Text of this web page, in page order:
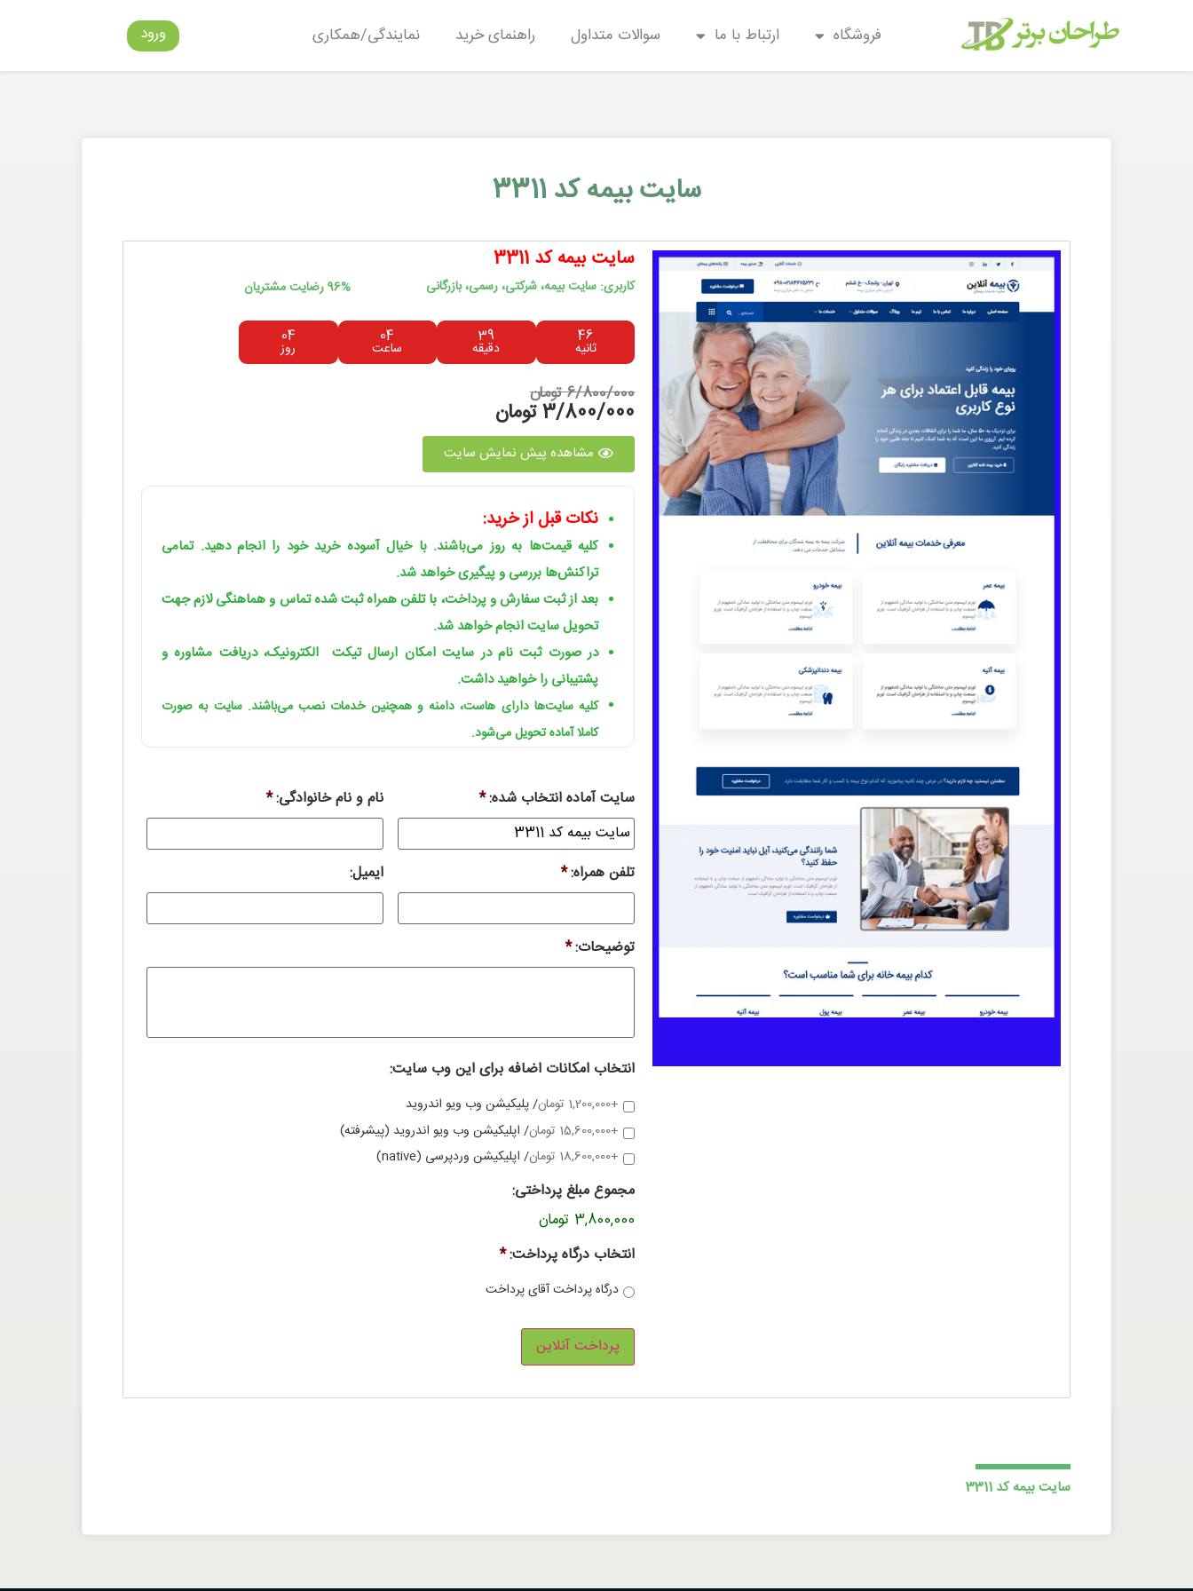
فروشگاه ارتباط با ما سوالات متداول راهنمای خرید نمایندگی/همکاری ورود
سایت بیمه کد 3311
سایت بیمه کد 3311
96% رضایت مشتریان کاربری: سایت بیمه، شرکتی، رسمی، بازرگانی
04
روز
04
ساعت
39
دقیقه
46
ثانیه
6/800/000 تومان
3/800/000 تومان
مشاهده پیش نمایش سایت
نکات قبل از خرید:
کلیه قیمت‌ها به روز می‌باشند. با خیال آسوده خرید خود را انجام دهید. تمامی
تراکنش‌ها بررسی و پیگیری خواهد شد.
بعد از ثبت سفارش و پرداخت، با تلفن همراه ثبت شده تماس و هماهنگی لازم جهت
تحویل سایت انجام خواهد شد.
در صورت ثبت نام در سایت امکان ارسال تیکت الکترونیک، دریافت مشاوره و
پشتیبانی را خواهید داشت.
کلیه سایت‌ها دارای هاست، دامنه و همچنین خدمات نصب می‌باشند. سایت به صورت
کاملا آماده تحویل می‌شود.
سایت آماده انتخاب شده:* نام و نام خانوادگی:*
تلفن همراه:* ایمیل:
توضیحات:*
انتخاب امکانات اضافه برای این وب سایت:
/ پلیکیشن وب ویو اندروید
+1,200,000 تومان
/ اپلیکیشن وب ویو اندروید (پیشرفته)
+15,600,000 تومان
/ اپلیکیشن وردپرسی (native)
+18,600,000 تومان
مجموع مبلغ پرداختی:
3,800,000 تومان
انتخاب درگاه پرداخت:*
درگاه پرداخت آقای پرداخت
سایت بیمه کد 3311